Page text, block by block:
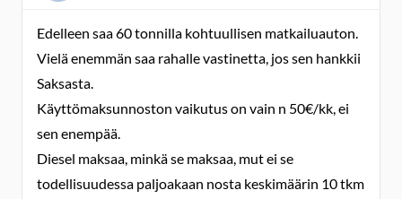
Edelleen saa 60 tonnilla kohtuullisen matkailuauton.
Vielä enemmän saa rahalle vastinetta, jos sen hankkii
Saksasta.
Käyttömaksunnoston vaikutus on vain n 50€/kk, ei
sen enempää.
Diesel maksaa, minkä se maksaa, mut ei se
todellisuudessa paljoakaan nosta keskimäärin 10 tkm